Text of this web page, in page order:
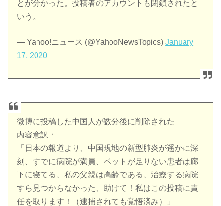
とが分かった。投稿者のアカウントも閉鎖されたと
いう。
— Yahoo!ニュース (@YahooNewsTopics)January
17, 2020
微博に投稿した中国人が数分後に削除された
内容意訳：
「日本の報道より、中国現地の新型肺炎が遥かに深
刻、すでに病院が満員、ベットが足りない患者は廊
下に寝てる、私の父親は高齢である、治療する病院
すら見つからなかった、助けて！私はこの投稿に責
任を取ります！（逮捕されても覚悟済み）」